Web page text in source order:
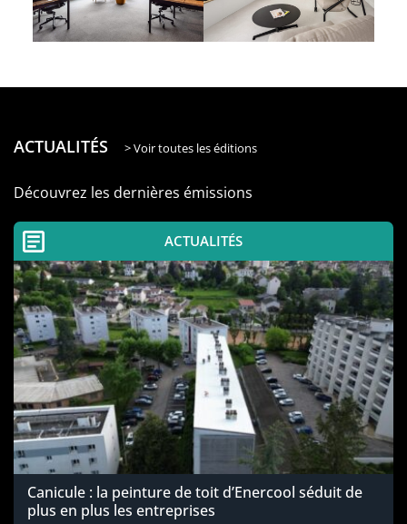
ACTUALITÉS > Voir toutes les éditions
Découvrez les dernières émissions
ACTUALITÉS
Canicule : la peinture de toit d’Enercool séduit de
plus en plus les entreprises